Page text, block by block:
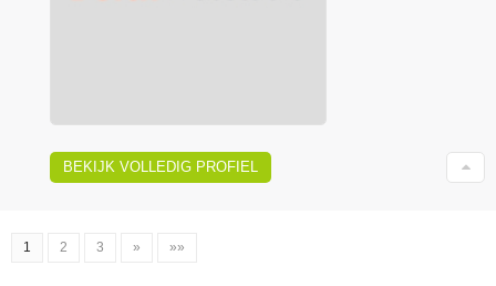
BEKIJK VOLLEDIG PROFIEL
1 2 3 » »»